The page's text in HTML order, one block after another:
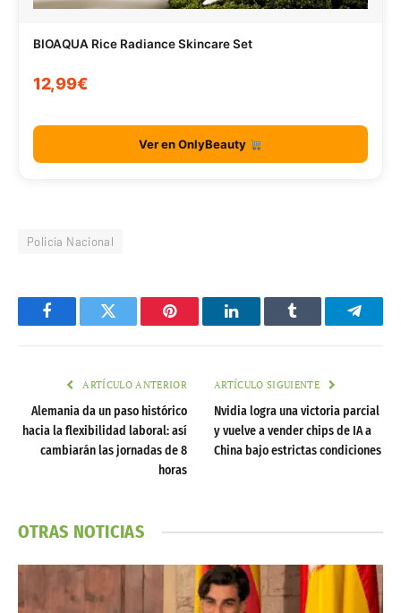
BIOAQUA Rice Radiance Skincare Set
12,99€
Ver en OnlyBeauty
Policía Nacional
FacebookTwitter Pinterest LinkedInTumblr
ARTÍCULO ANTERIOR
Alemania da un paso histórico
hacia la flexibilidad laboral: así
cambiarán las jornadas de 8
horas
ARTÍCULO SIGUIENTE
Nvidia logra una victoria parcial
y vuelve a vender chips de IA a
China bajo estrictas condiciones
OTRAS NOTICIAS